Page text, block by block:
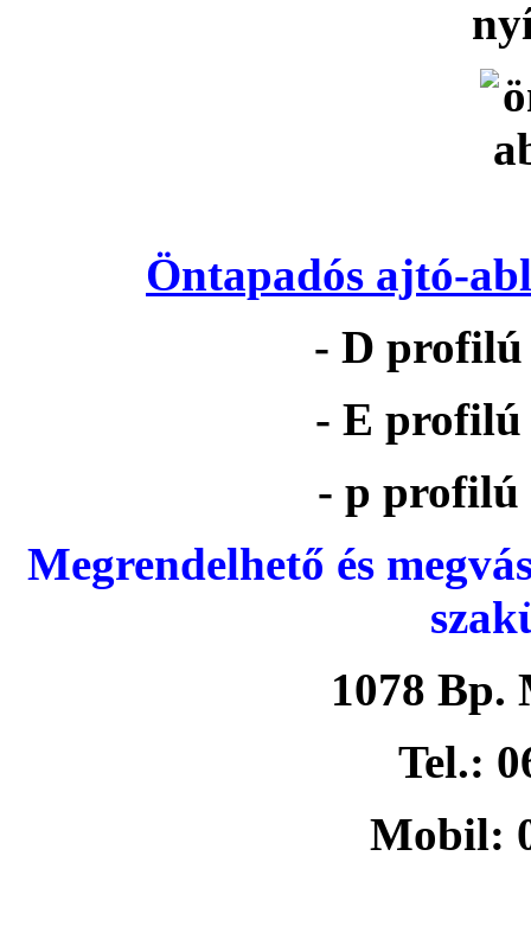
Öntapadós ajtó-
- D profilú
- E profilú
- p profilú
Megrendelhető és
1078 Bp.
Tel.:
Mobil: